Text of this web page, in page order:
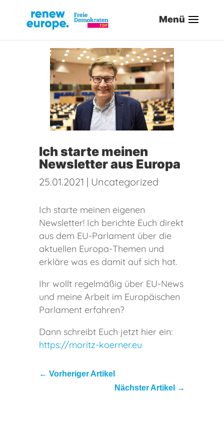
Ich starte meinen
Newsletter aus Europa
25.01.2021 | Uncategorized
Ich starte meinen eigenen
Newsletter! Ich berichte Euch direkt
aus dem EU-Parlament über die
aktuellen Europa-Themen und
erkläre was es damit auf sich hat.
Ihr wollt regelmäßig über EU-News
und meine Arbeit im Europäischen
Parlament erfahren?
Dann schreibt Euch jetzt hier ein:
https://moritz-koerner.eu
←Vorheriger Artikel
Nächster Artikel
→